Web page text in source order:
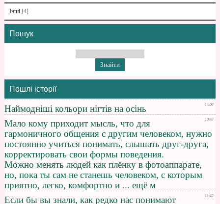
Інші [4]
Пошук
Пошлі історії